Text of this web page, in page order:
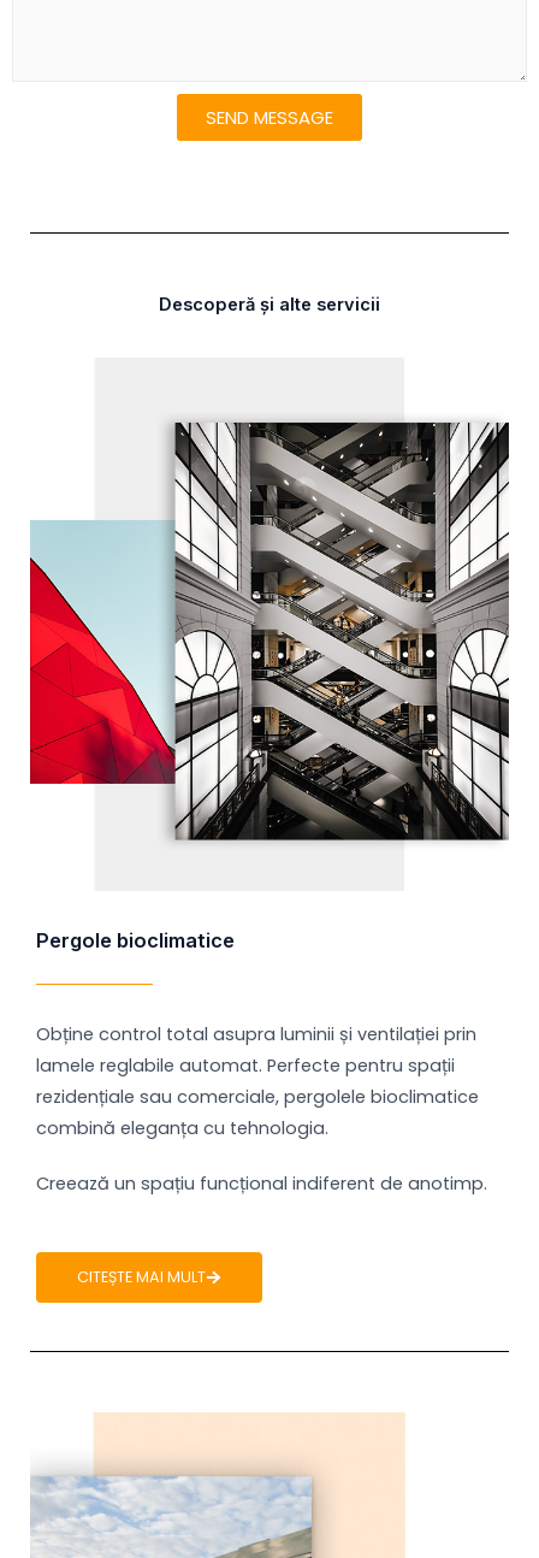
SEND MESSAGE
Descoperă și alte servicii
Pergole bioclimatice
Obține control total asupra luminii și ventilației prin
lamele reglabile automat. Perfecte pentru spații
rezidențiale sau comerciale, pergolele bioclimatice
combină eleganța cu tehnologia.
Creează un spațiu funcțional indiferent de anotimp.
CITEȘTE MAI MULT